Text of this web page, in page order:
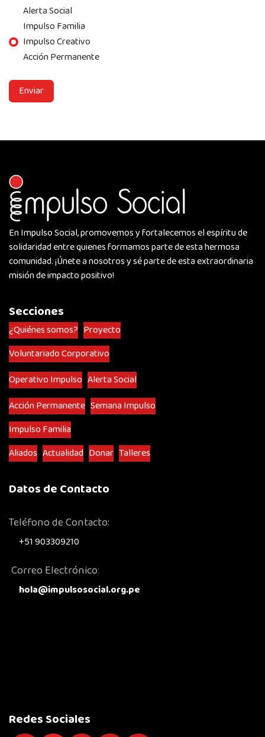
Alerta Social
Impulso Familia
Impulso Creativo
Acción Permanente
Enviar
En Impulso Social, promovemos y fortalecemos el espíritu de
solidaridad entre quienes formamos parte de esta hermosa
comunidad. ¡Únete a nosotros y sé parte de esta extraordinaria
misión de impacto positivo!
Secciones
¿Quiénes somos? Proyecto
Voluntariado Corporativo
Operativo Impulso Alerta Social
Acción Permanente Semana Impulso
Impulso Familia
Aliados Actualidad Donar Talleres
Datos de Contacto
Teléfono de Contacto:
+51 903309210
Correo Electrónico:
hola@impulsosocial.org.pe
Redes Sociales